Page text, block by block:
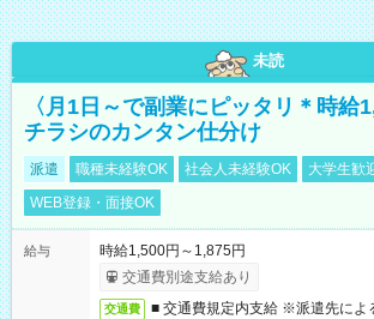
未読
〈月1日～で副業にピッタリ＊時給
チラシのカンタン仕分け
派遣 職種未経験OK 社会人未経験OK 大学生歓
WEB登録・面接OK
給与
時給1,500円～1,875円
交通費別途支給あり
交通費 ■ 交通費規定内支給 ※派遣先によ